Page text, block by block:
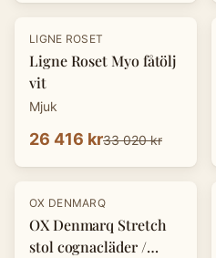
- 20%
LIGNE ROSET
Ligne Roset Myo fåtölj
vit
Mjuk
26 416 kr33 020 kr
-20 %
OX DENMARQ
OX Denmarq Stretch
stol cognacläder /